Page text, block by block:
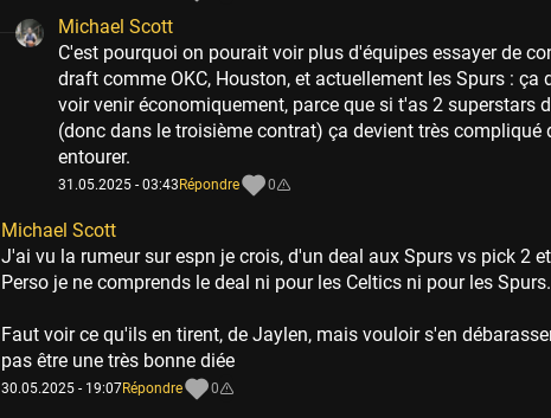
Michael Scott
C'est pourquoi on pourait voir plus d'équipes essayer de
draft comme OKC, Houston, et actuellement les Spurs : ça
voir venir économiquement, parce que si t'as 2 superstars
(donc dans le troisième contrat) ça devient très compliqué
entourer.
31.05.2025 - 03:43Répondre 0
Michael Scott
J'ai vu la rumeur sur espn je crois, d'un deal aux Spurs vs pick 2
Perso je ne comprends le deal ni pour les Celtics ni pour les Spurs.
Faut voir ce qu'ils en tirent, de Jaylen, mais vouloir s'en
pas être une très bonne diée
30.05.2025 - 19:07Répondre 0